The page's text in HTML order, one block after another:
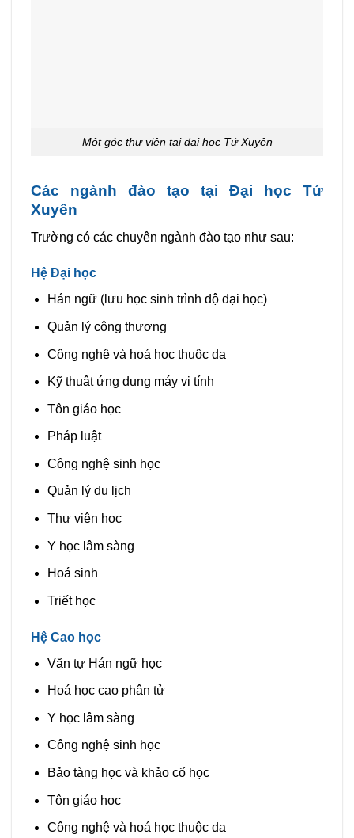
Một góc thư viện tại đại học Tứ Xuyên
Các ngành đào tạo tại Đại học Tứ
Xuyên
Trường có các chuyên ngành đào tạo như sau:
Hệ Đại học
Hán ngữ (lưu học sinh trình độ đại học)
Quản lý công thương
Công nghệ và hoá học thuộc da
Kỹ thuật ứng dụng máy vi tính
Tôn giáo học
Pháp luật
Công nghệ sinh học
Quản lý du lịch
Thư viện học
Y học lâm sàng
Hoá sinh
Triết học
Hệ Cao học
Văn tự Hán ngữ học
Hoá học cao phân tử
Y học lâm sàng
Công nghệ sinh học
Bảo tàng học và khảo cổ học
Tôn giáo học
Công nghệ và hoá học thuộc da